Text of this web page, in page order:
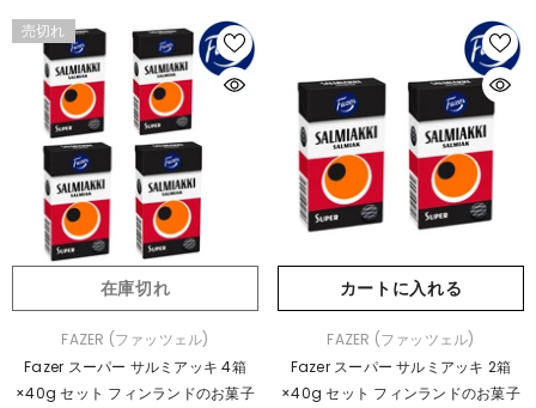
売切れ
在庫切れ
売
元：
FAZER (ファッツェル)
Fazer スーパー サルミアッキ 4箱
×40g セット フィンランドのお菓子
カートに入れる
売
元：
FAZER (ファッツェル)
Fazer スーパー サルミアッキ 2箱
×40g セット フィンランドのお菓子